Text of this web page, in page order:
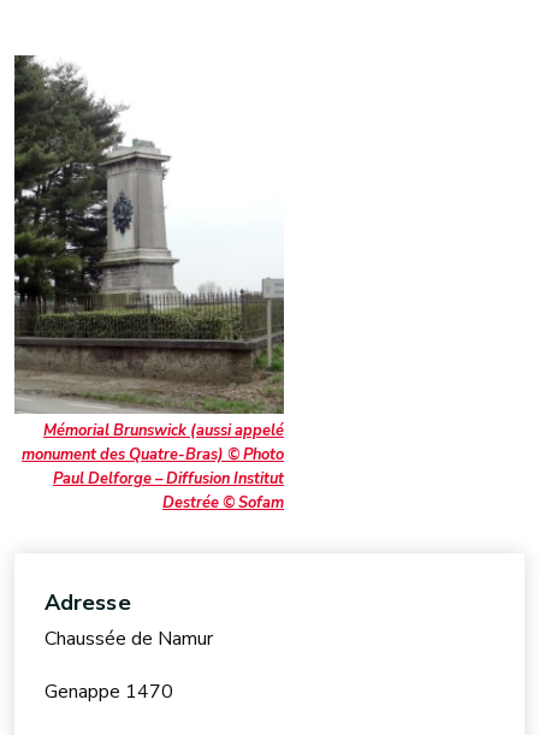
Mémorial Brunswick (aussi appelé
monument des Quatre-Bras) © Photo
Paul Delforge – Diffusion Institut
Destrée © Sofam
Adresse
Chaussée de Namur
Genappe 1470